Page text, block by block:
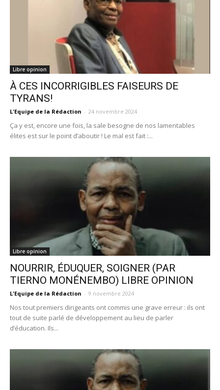
Libre opinion
À CES INCORRIGIBLES FAISEURS DE
TYRANS!
L'Equipe de la Rédaction - 24 novembre 2024
Ça y est, encore une fois, la sale besogne de nos lamentables
élites est sur le point d’aboutir ! Le mal est fait :...
Libre opinion
NOURRIR, ÉDUQUER, SOIGNER (PAR
TIERNO MONÉNEMBO) LIBRE OPINION
L'Equipe de la Rédaction - 9 novembre 2024
Nos tout premiers dirigeants ont commis une grave erreur : ils ont
tout de suite parlé de développement au lieu de parler
d’éducation. Ils...